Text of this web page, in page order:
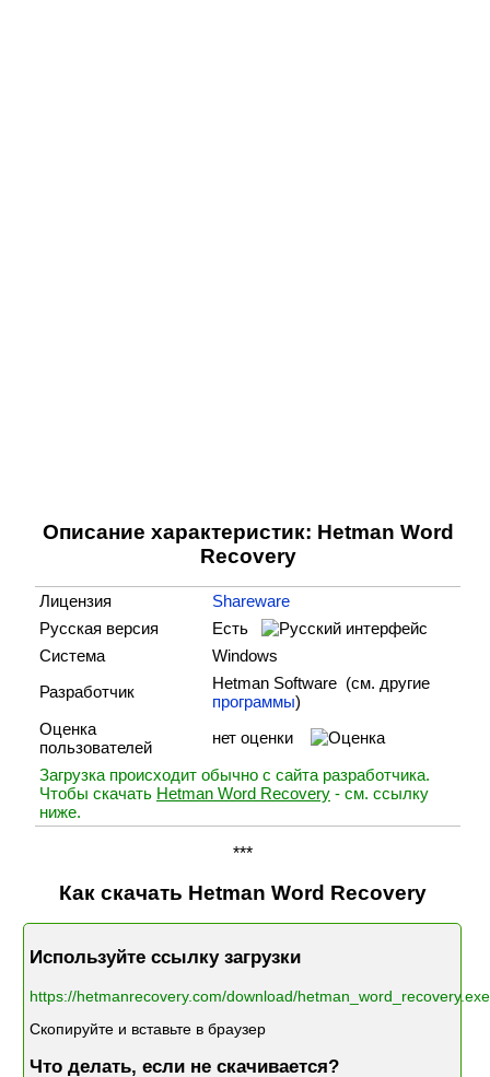
Описание характеристик: Hetman Word
Recovery
Лицензия
Shareware
Русская версия
Есть
Система
Windows
Разработчик
Hetman Software (cм. другие
программы)
Оценка
пользователей
нет оценки
Загрузка происходит обычно с сайта разработчика.
Чтобы скачать Hetman Word Recovery - см. ссылку
ниже.
***
Как скачать Hetman Word Recovery
Используйте ссылку загрузки
https://hetmanrecovery.com/download/hetman_word_recovery.exe
Скопируйте и вставьте в браузер
Что делать, если не скачивается?